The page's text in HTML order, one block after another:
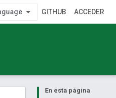
GITHUB ACCEDER
En esta página